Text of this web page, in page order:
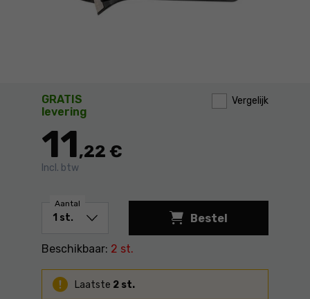
GRATIS
levering
Vergelijk
11,22 €
Incl. btw
Aantal
Bestel
Bahco Yato YT-
Beschikbaar: 2 st.
Laatste 2 st.